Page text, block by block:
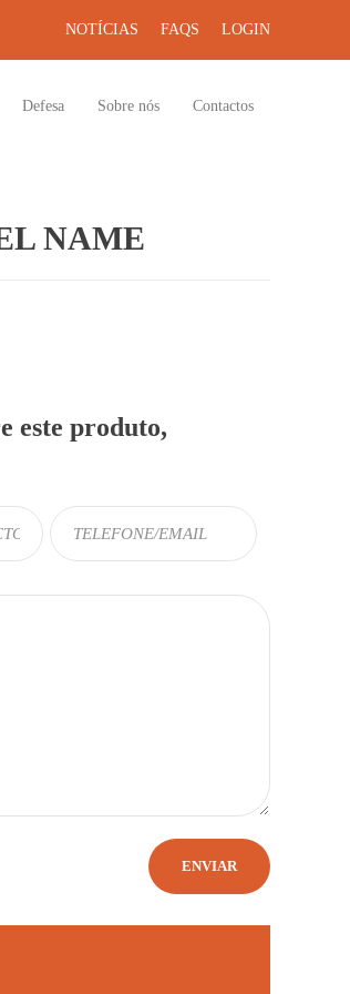
NOTÍCIAS FAQS LOGIN
Defesa Sobre nós Contactos
NAME
este produto,